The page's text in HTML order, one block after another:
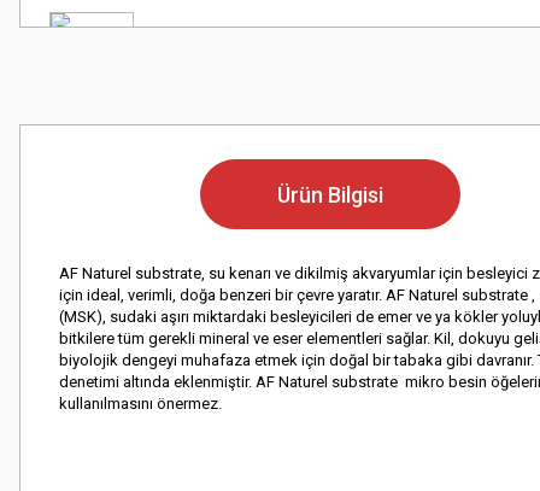
Ürün Bilgisi
AF Naturel substrate, su kenarı ve dikilmiş akvaryumlar için
için ideal, verimli, doğa benzeri bir çevre yaratır. AF Naturel
(MSK), sudaki aşırı miktardaki besleyicileri de emer ve ya kökler
bitkilere tüm gerekli mineral ve eser elementleri sağlar. Kil, dokuyu
biyolojik dengeyi muhafaza etmek için doğal bir tabaka gibi
denetimi altında eklenmiştir. AF Naturel substrate mikro besin
kullanılmasını önermez.